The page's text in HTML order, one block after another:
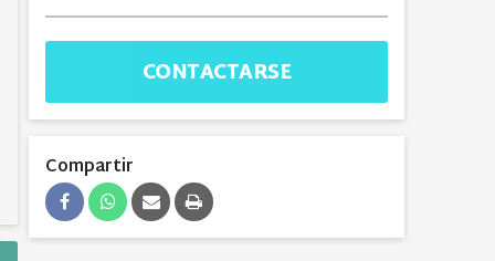
CONTACTARSE
Compartir